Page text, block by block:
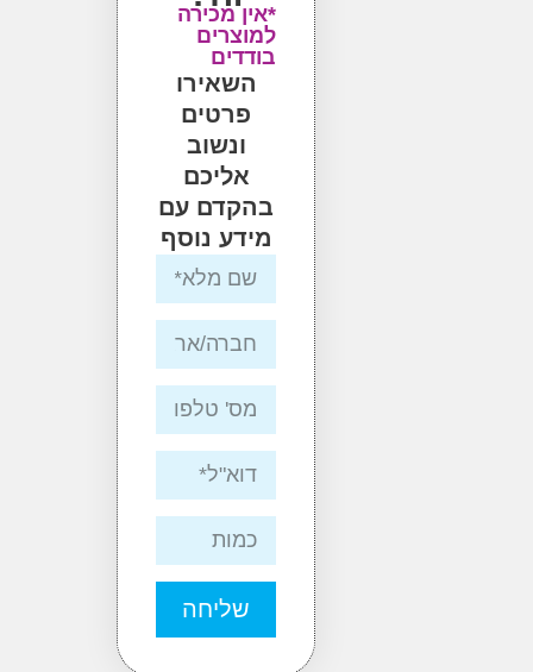
*אין מכירה
למוצרים
בודדים
השאירו
פרטים
אליכם
בהקדם עם
מידע נוסף
שליחה